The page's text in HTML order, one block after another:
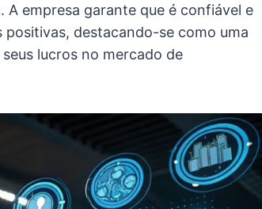
empresa garante que é confiável e
positivas, destacando-se como uma
lucros no mercado de